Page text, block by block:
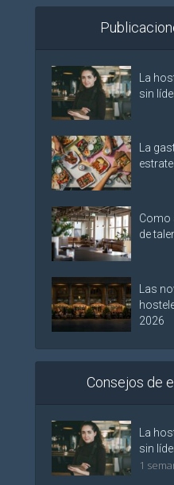
La
sin
La
Como
de
Las
2026
Consejos de
La
sin
1